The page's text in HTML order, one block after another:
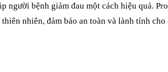
người bệnh giảm đau một cách hiệu quả.
nhiên, đảm bảo an toàn và lành tính cho